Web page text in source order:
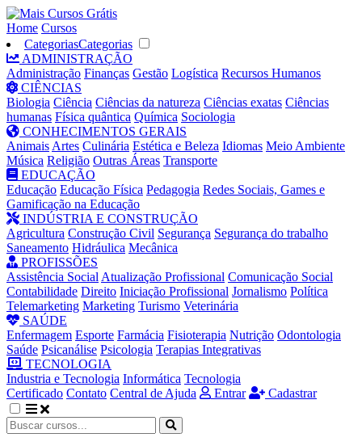
Home Cursos
CategoriasCategorias
ADMINISTRAÇÃO
Administração Finanças Gestão Logística Recursos Humanos
CIÊNCIAS
Biologia Ciência Ciências da natureza Ciências exatas Ciências
humanas Física quântica Química Sociologia
CONHECIMENTOS GERAIS
Animais Artes Culinária Estética e Beleza Idiomas Meio Ambiente
Música Religião Outras Áreas Transporte
EDUCAÇÃO
Educação Educação Física Pedagogia Redes Sociais, Games e
Gamificação na Educação
INDÚSTRIA E CONSTRUÇÃO
Agricultura Construção Civil Segurança Segurança do trabalho
Saneamento Hidráulica Mecânica
PROFISSÕES
Assistência Social Atualização Profissional Comunicação Social
Contabilidade Direito Iniciação Profissional Jornalismo Política
Telemarketing Marketing Turismo Veterinária
SAÚDE
Enfermagem Esporte Farmácia Fisioterapia Nutrição Odontologia
Saúde Psicanálise Psicologia Terapias Integrativas
TECNOLOGIA
Industria e Tecnologia Informática Tecnologia
Certificado Contato Central de Ajuda Entrar Cadastrar